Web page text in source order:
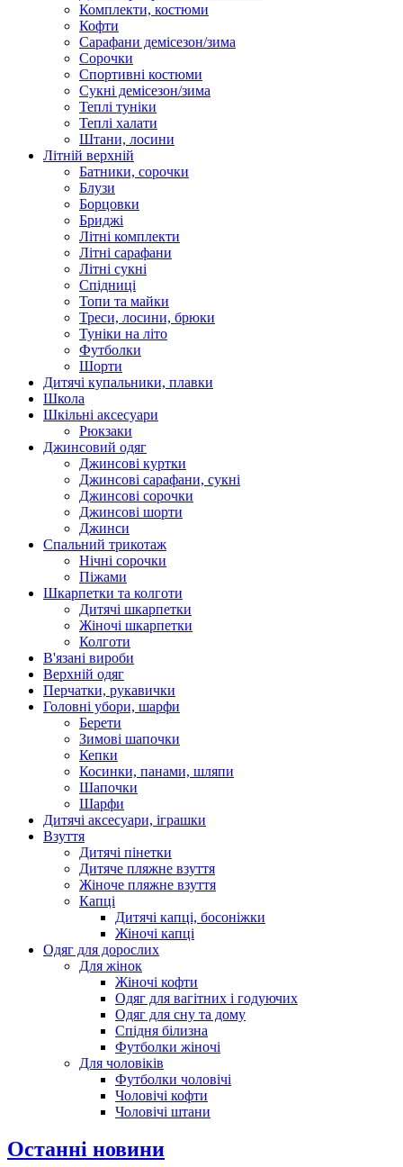
Комплекти, костюми
Кофти
Сарафани демісезон/зима
Сорочки
Спортивні костюми
Сукні демісезон/зима
Теплі туніки
Теплі халати
Штани, лосини
Літній верхній
Батники, сорочки
Блузи
Борцовки
Бриджі
Літні комплекти
Літні сарафани
Літні сукні
Спідниці
Топи та майки
Треси, лосини, брюки
Туніки на літо
Футболки
Шорти
Дитячі купальники, плавки
Школа
Шкільні аксесуари
Рюкзаки
Джинсовий одяг
Джинсові куртки
Джинсові сарафани, сукні
Джинсові сорочки
Джинсові шорти
Джинси
Спальний трикотаж
Нічні сорочки
Піжами
Шкарпетки та колготи
Дитячі шкарпетки
Жіночі шкарпетки
Колготи
В'язані вироби
Верхній одяг
Перчатки, рукавички
Головні убори, шарфи
Берети
Зимові шапочки
Кепки
Косинки, панами, шляпи
Шапочки
Шарфи
Дитячі аксесуари, іграшки
Взуття
Дитячі пінетки
Дитяче пляжне взуття
Жіноче пляжне взуття
Капці
Дитячі капці, босоніжки
Жіночі капці
Одяг для дорослих
Для жінок
Жіночі кофти
Одяг для вагітних і годуючих
Одяг для сну та дому
Спідня білизна
Футболки жіночі
Для чоловіків
Футболки чоловічі
Чоловічі кофти
Чоловічі штани
Останні новини